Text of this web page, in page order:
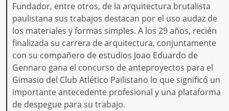
Fundador, entre otros, de la arquitectura brutalista
paulistana sus trabajos destacan por el uso audaz de
los materiales y formas simples. A los 29 años, recién
finalizada su carrera de arquitectura, conjuntamente
con su compañero de estudios Joao Eduardo de
Gennaro gana el concurso de anteproyectos para el
Gimasio del Club Atlético Pailistano lo que significó un
importante antecedente profesional y una plataforma
de despegue para su trabajo.